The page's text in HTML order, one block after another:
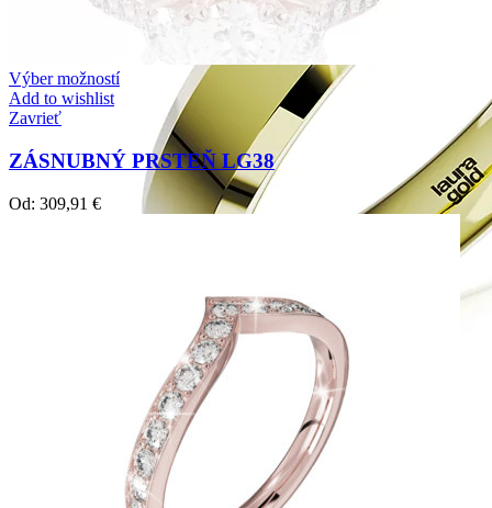
Výber možností
Add to wishlist
Zavrieť
ZÁSNUBNÝ PRSTEŇ LG38
Od: 309,91 €